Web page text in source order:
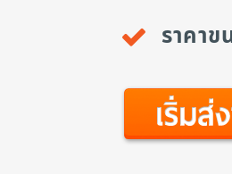
ราคา